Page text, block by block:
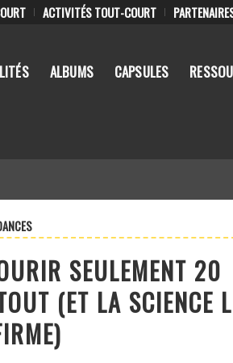
ACTIVITÉS TOUT-COURT
ALBUMS CAPSULES
SEULEMENT 20
(ET LA SCIENCE